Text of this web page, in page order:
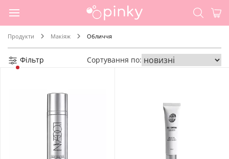
Продукти Макіяж Обличчя
Фільтр Сортування по: